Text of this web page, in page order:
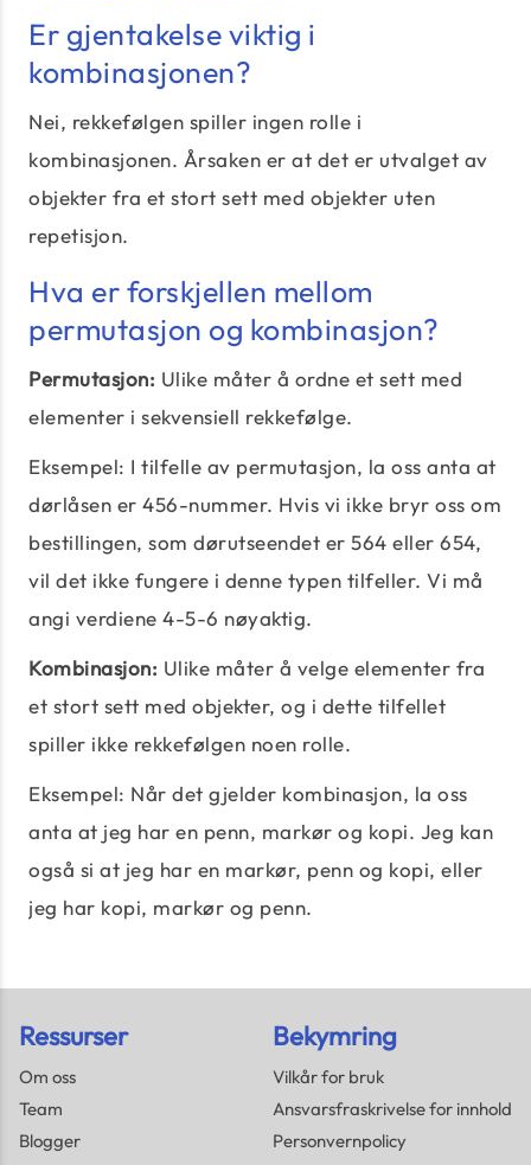
Er gjentakelse viktig i
kombinasjonen?
Nei, rekkefølgen spiller ingen rolle i
kombinasjonen. Årsaken er at det er utvalget av
objekter fra et stort sett med objekter uten
repetisjon.
Hva er forskjellen mellom
permutasjon og kombinasjon?
Permutasjon: Ulike måter å ordne et sett med
elementer i sekvensiell rekkefølge.
Eksempel: I tilfelle av permutasjon, la oss anta at
dørlåsen er 456-nummer. Hvis vi ikke bryr oss om
bestillingen, som dørutseendet er 564 eller 654,
vil det ikke fungere i denne typen tilfeller. Vi må
angi verdiene 4-5-6 nøyaktig.
Kombinasjon: Ulike måter å velge elementer fra
et stort sett med objekter, og i dette tilfellet
spiller ikke rekkefølgen noen rolle.
Eksempel: Når det gjelder kombinasjon, la oss
anta at jeg har en penn, markør og kopi. Jeg kan
også si at jeg har en markør, penn og kopi, eller
jeg har kopi, markør og penn.
Ressurser
Om oss
Team
Blogger
Bekymring
Vilkår for bruk
Ansvarsfraskrivelse for innhold
Personvernpolicy